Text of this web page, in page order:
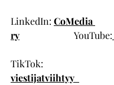
LinkedIn: CoMedia
ry
YouTube:
TikTok:
viestijatviihtyy